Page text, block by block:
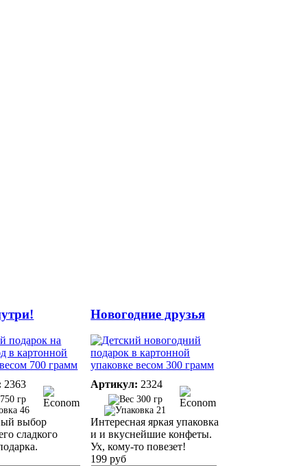
2363
гр
46
выбор
сладкого
Новогодние друзья
Артикул: 2324
300 гр
21
Интересная яркая упаковка
и и вкуснейшие конфеты.
Ух, кому-то повезет!
199 руб